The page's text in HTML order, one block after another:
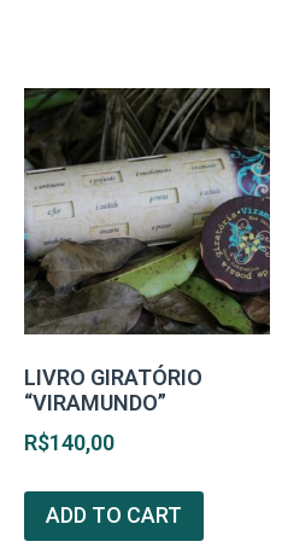
LIVRO GIRATÓRIO
“VIRAMUNDO”
R$140,00
ADD TO CART